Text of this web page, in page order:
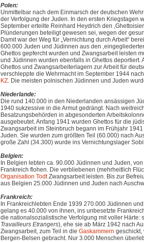
Polen:
Unmittelbar nach dem Einmarsch der deutschen
der Verfolgung der Juden. In den ersten Kriegstagen
September erteilte Reinhard Heydrich den
Plünderungen beteiligt gewesen sei, wegen der
Damit war der Weg für „Vernichtung durch Arbeit“
600.000 Juden und Jüdinnen aus den
Ghettos gepfercht wurden und Zwangsarbeit leisten
und Jüdinnen wurden ebenfalls in Ghettos
Ghettos und Zwangsarbeiterlagern zur Arbeit für
verschleppte die Wehrmacht im September 1944
KZ. Die meisten polnischen Jüdinnen und Juden
Niederlande:
Die rund 140.000 in den Niederlanden ansässigen
1940 sukzessive in die Armut gedrängt. Nach
Besatzungsbehörden in abgesonderten
ausgebeutet. Anfang 1941 wurden Ghettos für die
Zwangsarbeit im Steinbruch begann im Frühjahr
Juden. Sie wurden zum größten Teil (60.000) nach
große Zahl (34.300) wurde ins Vernichtungslager
Belgien:
In Belgien lebten ca. 90.000 Jüdinnen und Juden,
Frankreich flohen. Die verbliebenen (mehrheitlich
Organisation TodtZwangsarbeit leisten. Bis zur
aus Belgien 25.000 Jüdinnen und Juden nach
Frankreich:
In Frankreich lebten Ende 1939 270.000 Jüdinnen
gelang es 40.000 von ihnen, ins unbesetzte
die nationalsozialistische Verfolgung mit voller
Travailleurs Etrangers), ehe sie ab März 1942 nach
Zwangsarbeit, zum Teil in die Gaskammern geschickt,
Bergen-Belsen gebracht. Nur 3.000 Menschen